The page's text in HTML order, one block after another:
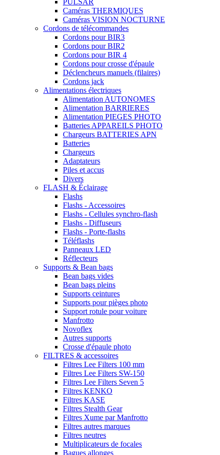
PULSAR
Caméras THERMIQUES
Caméras VISION NOCTURNE
Cordons de télécommandes
Cordons pour BIR3
Cordons pour BIR2
Cordons pour BIR 4
Cordons pour crosse d'épaule
Déclencheurs manuels (filaires)
Cordons jack
Alimentations électriques
Alimentation AUTONOMES
Alimentation BARRIERES
Alimentation PIEGES PHOTO
Batteries APPAREILS PHOTO
Chargeurs BATTERIES APN
Batteries
Chargeurs
Adaptateurs
Piles et accus
Divers
FLASH & Éclairage
Flashs
Flashs - Accessoires
Flashs - Cellules synchro-flash
Flashs - Diffuseurs
Flashs - Porte-flashs
Téléflashs
Panneaux LED
Réflecteurs
Supports & Bean bags
Bean bags vides
Bean bags pleins
Supports ceintures
Supports pour pièges photo
Support rotule pour voiture
Manfrotto
Novoflex
Autres supports
Crosse d'épaule photo
FILTRES & accessoires
Filtres Lee Filters 100 mm
Filtres Lee Filters SW-150
Filtres Lee Filters Seven 5
Filtres KENKO
Filtres KASE
Filtres Stealth Gear
Filtres Xume par Manfrotto
Filtres autres marques
Filtres neutres
Multiplicateurs de focales
Bagues allonges